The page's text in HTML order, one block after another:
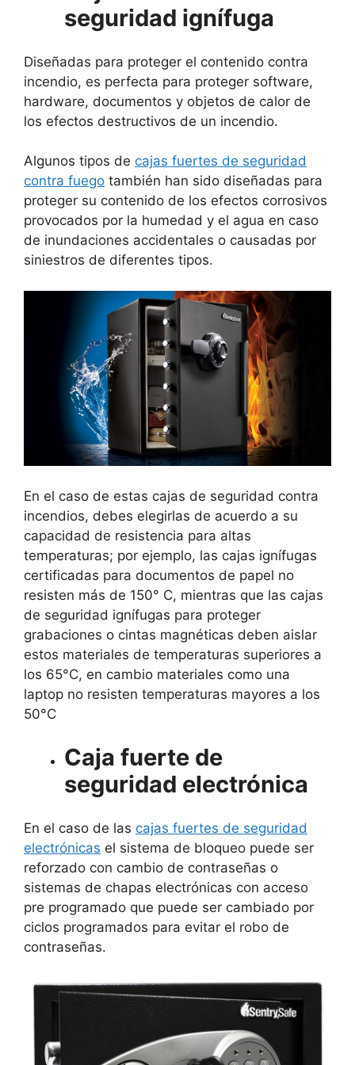
seguridad ignífuga
Diseñadas para proteger el contenido contra
incendio, es perfecta para proteger software,
hardware, documentos y objetos de calor de
los efectos destructivos de un incendio.
Algunos tipos de cajas fuertes de seguridad
contra fuego también han sido diseñadas para
proteger su contenido de los efectos corrosivos
provocados por la humedad y el agua en caso
de inundaciones accidentales o causadas por
siniestros de diferentes tipos.
En el caso de estas cajas de seguridad contra
incendios, debes elegirlas de acuerdo a su
capacidad de resistencia para altas
temperaturas; por ejemplo, las cajas ignífugas
certificadas para documentos de papel no
resisten más de 150° C, mientras que las cajas
de seguridad ignífugas para proteger
grabaciones o cintas magnéticas deben aislar
estos materiales de temperaturas superiores a
los 65°C, en cambio materiales como una
laptop no resisten temperaturas mayores a los
50°C
Caja fuerte de
seguridad electrónica
En el caso de las cajas fuertes de seguridad
electrónicas el sistema de bloqueo puede ser
reforzado con cambio de contraseñas o
sistemas de chapas electrónicas con acceso
pre programado que puede ser cambiado por
ciclos programados para evitar el robo de
contraseñas.